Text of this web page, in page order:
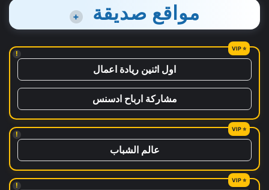
مواقع صديقة +
!
اول اثنين ريادة اعمال
مشاركة ارباح ادسنس
!
عالم الشباب
!